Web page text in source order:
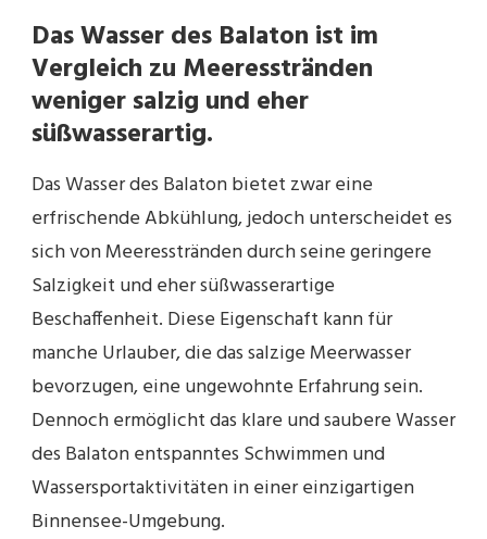
Das Wasser des Balaton ist im
Vergleich zu Meeresstränden
weniger salzig und eher
süßwasserartig.
Das Wasser des Balaton bietet zwar eine
erfrischende Abkühlung, jedoch unterscheidet es
sich von Meeresstränden durch seine geringere
Salzigkeit und eher süßwasserartige
Beschaffenheit. Diese Eigenschaft kann für
manche Urlauber, die das salzige Meerwasser
bevorzugen, eine ungewohnte Erfahrung sein.
Dennoch ermöglicht das klare und saubere Wasser
des Balaton entspanntes Schwimmen und
Wassersportaktivitäten in einer einzigartigen
Binnensee-Umgebung.